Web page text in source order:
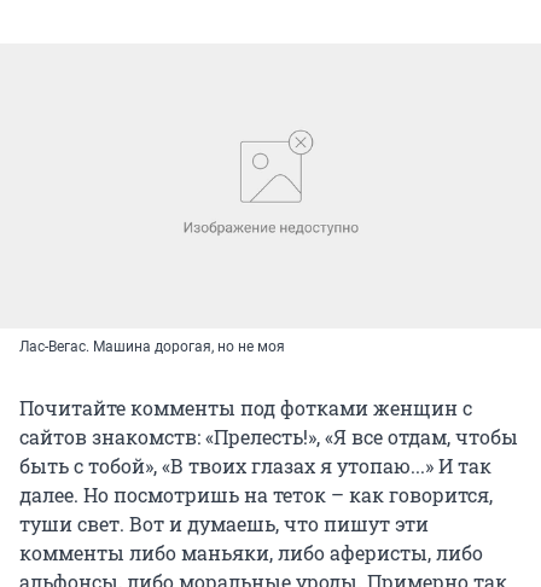
Лас-Вегас. Машина дорогая, но не моя
Почитайте комменты под фотками женщин с
сайтов знакомств: «Прелесть!», «Я все отдам, чтобы
быть с тобой», «В твоих глазах я утопаю...» И так
далее. Но посмотришь на теток – как говорится,
туши свет. Вот и думаешь, что пишут эти
комменты либо маньяки, либо аферисты, либо
альфонсы, либо моральные уроды. Примерно так